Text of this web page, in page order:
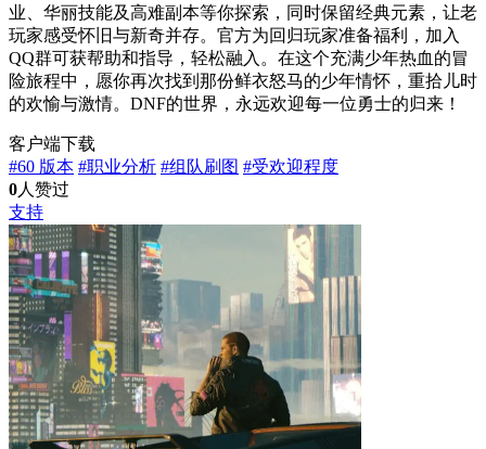
业、华丽技能及高难副本等你探索，同时保留经典元素，让老
玩家感受怀旧与新奇并存。官方为回归玩家准备福利，加入
QQ群可获帮助和指导，轻松融入。在这个充满少年热血的冒
险旅程中，愿你再次找到那份鲜衣怒马的少年情怀，重拾儿时
的欢愉与激情。DNF的世界，永远欢迎每一位勇士的归来！
客户端下载
#60 版本 #职业分析 #组队刷图 #受欢迎程度
0人赞过
支持